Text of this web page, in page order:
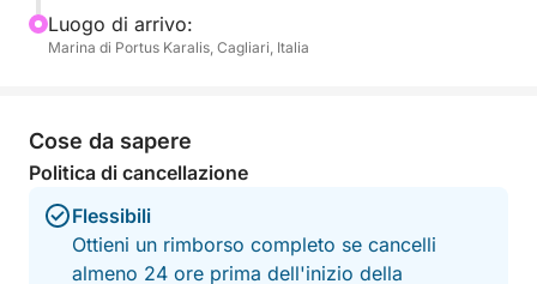
tuffo rilassante.
⛰️ Sella del Diavolo – L’emblema di Cagliari, da
💙 Mari Pintau – “Il mare dipinto”: sabbia bianca e
acque che sembrano un quadro (inclusa solo nella
formula Full Day).
Durante la navigazione effettueremo diverse soste
bagno e snorkeling nei punti più belli, scelti in base
Luogo di arrivo:
Marina di Portus Karalis, Cagliari, Italia
Cose da sapere
Politica di cancellazione
Flessibili
Ottieni un rimborso completo se cancelli
almeno 24 ore prima dell'inizio della